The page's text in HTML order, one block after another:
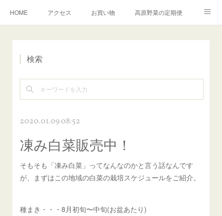
HOME アクセス お買い物 高原野菜の定期便
English検索
2020.01.09 08:52
凍み白菜販売中！
そもそも「凍み白菜」ってなんなのかと言う話なんです
が、まずはこの地域の白菜の栽培スケジュールをご紹介。
種まき・・・8月初旬〜中旬(お盆あたり)